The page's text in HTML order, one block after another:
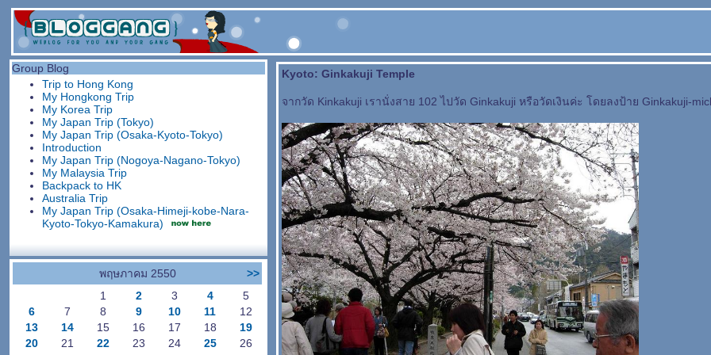
Group Blog
Trip to Hong Kong
My Hongkong Trip
My Korea Trip
My Japan Trip (Tokyo)
My Japan Trip (Osaka-Kyoto-Tokyo)
Introduction
My Japan Trip (Nogoya-Nagano-Tokyo)
My Malaysia Trip
Backpack to HK
Australia Trip
My Japan Trip (Osaka-Himeji-kobe-Nara-
Kyoto-Tokyo-Kamakura)
พฤษภาคม 2550
>>
1
2 3 4
5
6
7 8 9 10 11
12
13
14 15 16 17 18
19
20
21 22 23 24 25
26
Kyoto: Ginkakuji Temple
จากวัด Kinkakuji เรานั่งสาย 102 ไปวัด Ginkakuji หรือวัดเงินค่ะ โดยลงป้าย Ginkakuji-